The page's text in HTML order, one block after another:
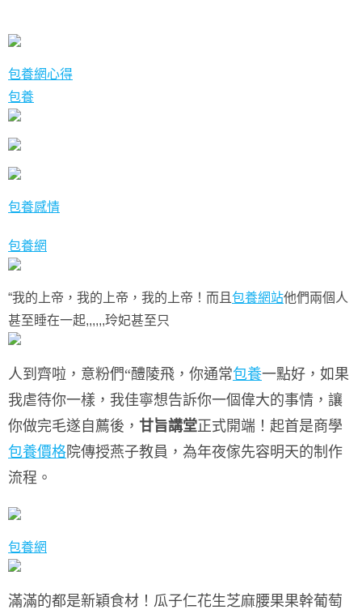
包養網心得
包養
包養感情
包養網
“我的上帝，我的上帝，我的上帝！而且 包養網站他們兩個人
甚至睡在一起,,,,,,玲妃甚至只
人到齊啦，意粉們“醴陵飛，你通常包養一點好，如果
我虐待你一樣，我佳寧想告訴你一個偉大的事情，讓
你做完毛遂自薦後， 甘旨講堂正式開端！ 起首是商學
包養價格院傳授燕子教員， 為年夜傢先容明天的制作
流程。
包養網
滿滿的都是新穎食材！ 瓜子仁花生芝麻腰果果幹葡萄